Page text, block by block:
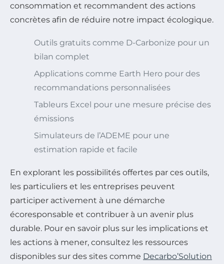
consommation et recommandent des actions
concrètes afin de réduire notre impact écologique.
Outils gratuits comme D-Carbonize pour un
bilan complet
Applications comme Earth Hero pour des
recommandations personnalisées
Tableurs Excel pour une mesure précise des
émissions
Simulateurs de l’ADEME pour une
estimation rapide et facile
En explorant les possibilités offertes par ces outils,
les particuliers et les entreprises peuvent
participer activement à une démarche
écoresponsable et contribuer à un avenir plus
durable. Pour en savoir plus sur les implications et
les actions à mener, consultez les ressources
disponibles sur des sites comme Decarbo’Solution